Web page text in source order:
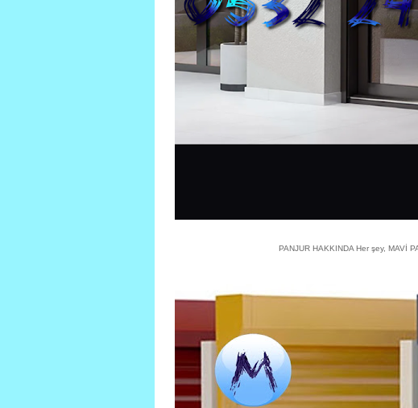
PANJUR HAKKINDA Her şey, MAVİ